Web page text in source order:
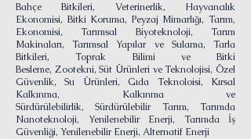
Bahçe Bitkileri, Veterinerlik, Hayvancılık
Ekonomisi, Bitki Koruma, Peyzaj Mimarlığı,Tarım,
Ekonomisi,Tarımsal Biyoteknoloji,Tarım
Makinaları,Tarımsal Yapılar ve Sulama,Tarla
Bitkileri,Toprak Bilimi ve Bitki
Besleme, Zootekni,Süt Ürünleri ve Teknolojisi,Özel
Güvenlik,Su Ürünleri,Gıda Teknoloisi, Kırsal
Kalkınma, Kalkınma ve
Sürdürülebilirlik,Sürdürülebilir Tarım,Tarımda
Nanoteknoloji, Yenilenebilir Enerji, Tarımda İş
Güvenliği, Yenilenebilir Enerji, Alternatif Enerji